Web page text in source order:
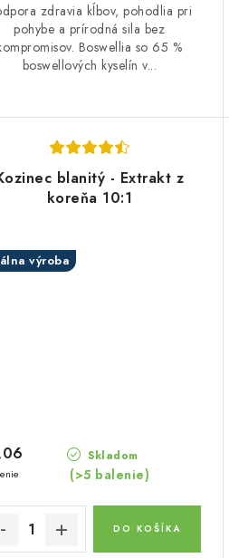
zdravia kĺbov, pohodlia pri
pohybe a prírodná sila bez
Boswellia so 65 %
boswellových kyselín v...
blanitý - Extrakt z
koreňa 10:1
výroba
Skladom
(>5 balenie)
DO KOŠÍKA